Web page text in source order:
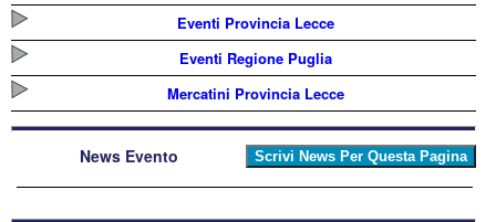
Eventi Provincia Lecce
Eventi Regione Puglia
Mercatini Provincia Lecce
News Evento